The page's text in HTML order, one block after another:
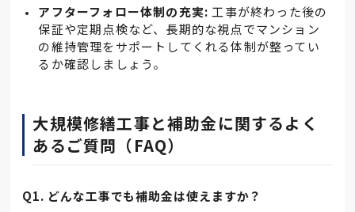
アフターフォロー体制の充実: 工事が終わった後の
保証や定期点検など、長期的な視点でマンション
の維持管理をサポートしてくれる体制が整ってい
るか確認しましょう。
大規模修繕工事と補助金に関するよく
あるご質問（FAQ）
Q1. どんな工事でも補助金は使えますか？